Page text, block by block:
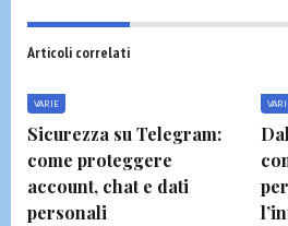
Articoli correlati
VARIE
Sicurezza su Telegram:
come proteggere
account, chat e dati
personali